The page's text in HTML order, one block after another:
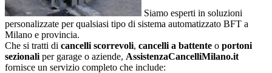
Siamo esperti in soluzioni
personalizzate per qualsiasi tipo di sistema automatizzato BFT a
Milano e provincia.
Che si tratti di cancelli scorrevoli, cancelli a battente o portoni
sezionali per garage o aziende, AssistenzaCancelliMilano.it
fornisce un servizio completo che include: